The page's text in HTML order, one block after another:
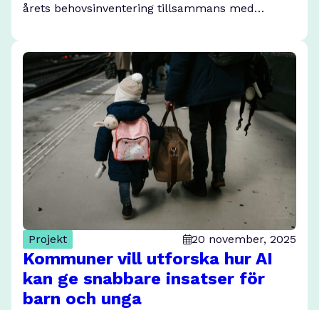
årets behovsinventering tillsammans med…
Projekt 20 november, 2025
Kommuner vill utforska hur AI
kan ge snabbare insatser för
barn och unga